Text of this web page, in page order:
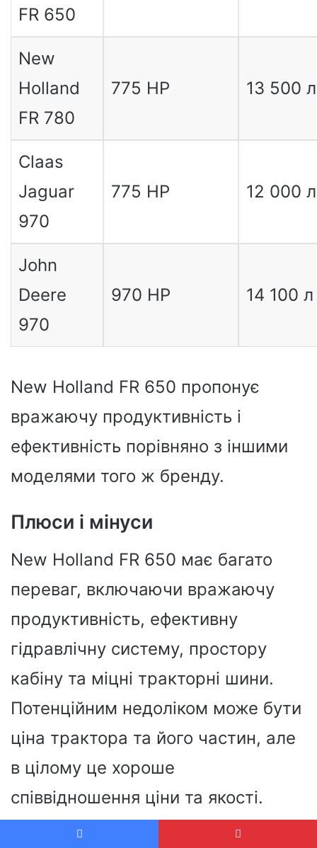
FR 650
New
Holland
FR 780
775 HP 13 500 л
Claas
Jaguar
970
775 HP 12 000 л
John
Deere
970
970 HP 14 100 л
New Holland FR 650 пропонує
вражаючу продуктивність і
ефективність порівняно з іншими
моделями того ж бренду.
Плюси і мінуси
New Holland FR 650 має багато
переваг, включаючи вражаючу
продуктивність, ефективну
гідравлічну систему, простору
кабіну та міцні тракторні шини.
Потенційним недоліком може бути
ціна трактора та його частин, але
в цілому це хороше
співвідношення ціни та якості.
Переваги: ​​